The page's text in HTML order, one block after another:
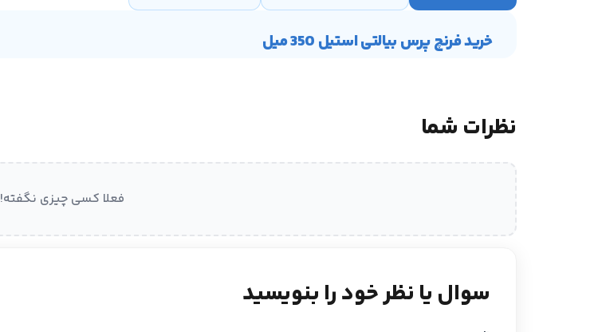
خرید فرنچ پرس بیالتی استیل 350 میل
نظرات شما
فعلا کسی چیزی نگفته!
سوال یا نظر خود را بنویسید